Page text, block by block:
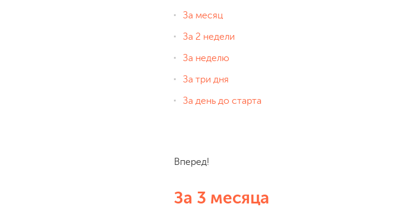
За месяц
За 2 недели
За неделю
За три дня
За день до старта
Вперед!
За 3 месяца